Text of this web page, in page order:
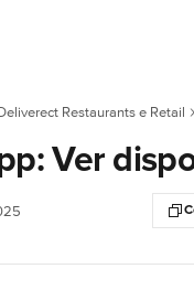
Restaurants e Retail
Ver